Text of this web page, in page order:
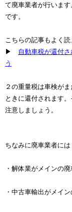
て廃車業者が行いま
です。
こちらの記事もよく
▶ 自動車税が還付
う
２の重量税は車検が
ときに還付されます
注意しましょう。
ちなみに廃車業者には
・解体業がメインの
・中古車輸出がメイ